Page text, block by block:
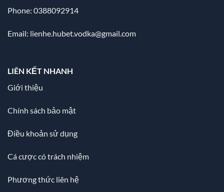
Phone: 0388092914
Email: lienhe.hubet.vodka@gmail.com
LIÊN KẾT NHANH
Giới thiệu
Chính sách bảo mật
Điều khoản sử dụng
Cá cược có trách nhiệm
Phương thức liên hệ